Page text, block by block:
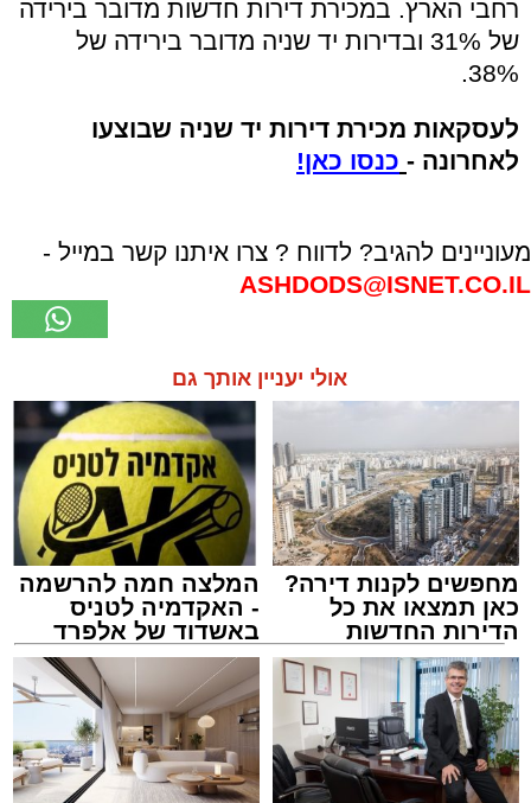
רחבי הארץ. במכירת דירות חדשות מדובר בירידה
של 31% ובדירות יד שניה מדובר בירידה של
38%.
לעסקאות מכירת דירות יד שניה שבוצעו
לאחרונה - כנסו כאן!
מעוניינים להגיב? לדווח ? צרו איתנו קשר במייל -
ASHDODS@ISNET.CO.IL
אולי יעניין אותך גם
מחפשים לקנות דירה?
כאן תמצאו את כל
הדירות החדשות
למכירה באשדוד >>>
המלצה חמה להרשמה
- האקדמיה לטניס
באשדוד של אלפרד
קריאולנסקי - לילדים